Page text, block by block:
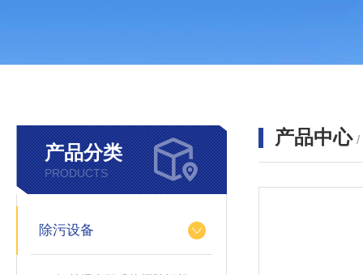
产品分类
PRODUCTS
除污设备
产品中心 /